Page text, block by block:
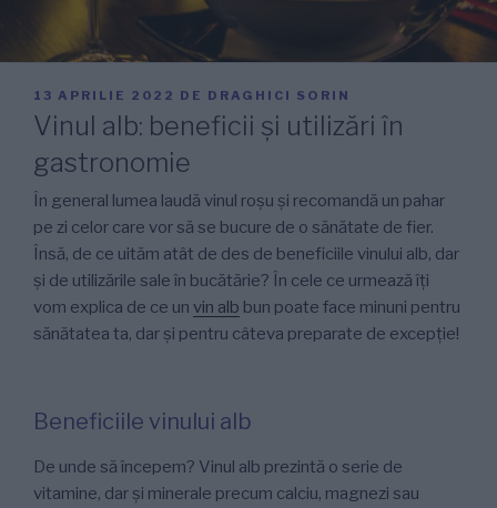
PUBLICAT
PE
13 APRILIE 2022 DE DRAGHICI SORIN
Vinul alb: beneficii și utilizări în
gastronomie
În general lumea laudă vinul roșu și recomandă un pahar
pe zi celor care vor să se bucure de o sănătate de fier.
Însă, de ce uităm atât de des de beneficiile vinului alb, dar
și de utilizările sale în bucătărie? În cele ce urmează îți
vom explica de ce un vin alb bun poate face minuni pentru
sănătatea ta, dar și pentru câteva preparate de excepție!
Beneficiile vinului alb
De unde să începem? Vinul alb prezintă o serie de
vitamine, dar și minerale precum calciu, magnezi sau